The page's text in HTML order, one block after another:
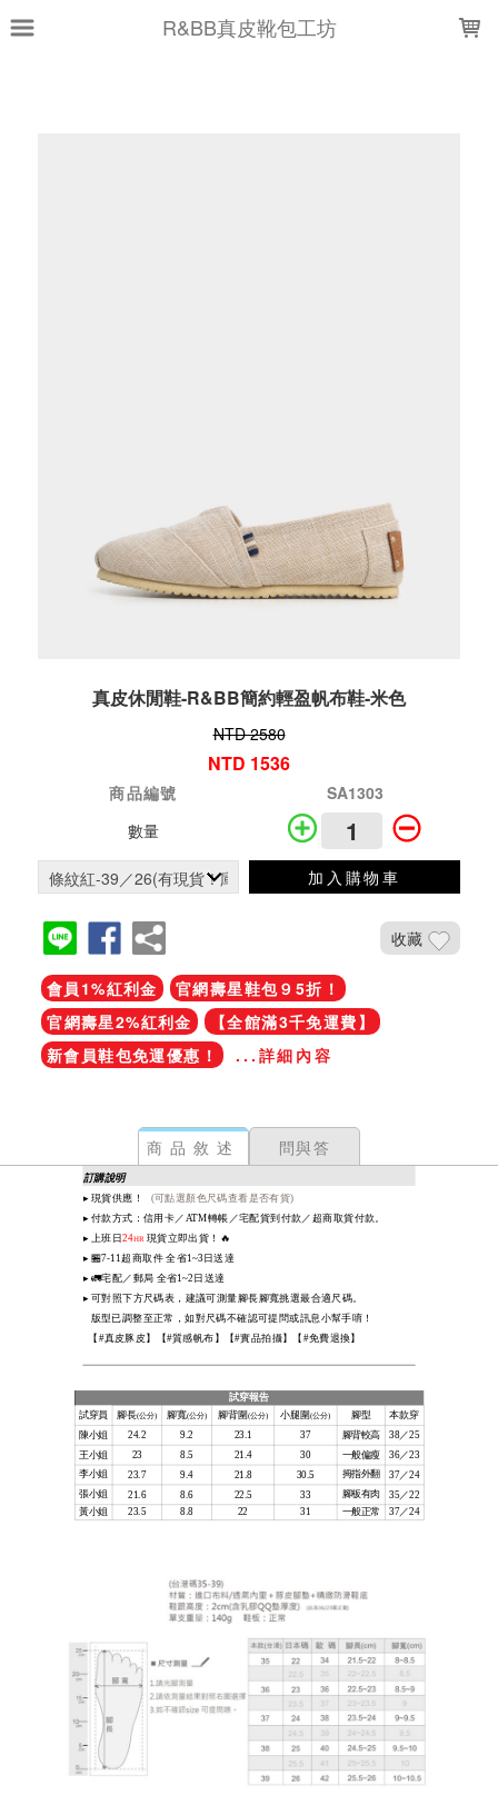
R&BB真皮靴包工坊
真皮休閒鞋-R&BB簡約輕盈帆布鞋-米色
NTD 2580
NTD 1536
商品編號
SA1303
數量
加入購物車
收藏
會員1%紅利金
官網壽星鞋包９5折！
官網壽星2%紅利金
【全館滿3千免運費】
新會員鞋包免運優惠！
...詳細內容
商品敘述 問與答